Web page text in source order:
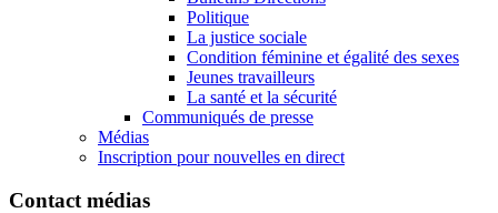
Politique
La justice sociale
Condition féminine et égalité des sexes
Jeunes travailleurs
La santé et la sécurité
Communiqués de presse
Médias
Inscription pour nouvelles en direct
Contact médias